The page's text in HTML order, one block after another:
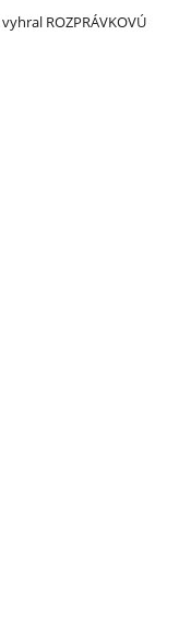
ROZPRÁVKOVÚ